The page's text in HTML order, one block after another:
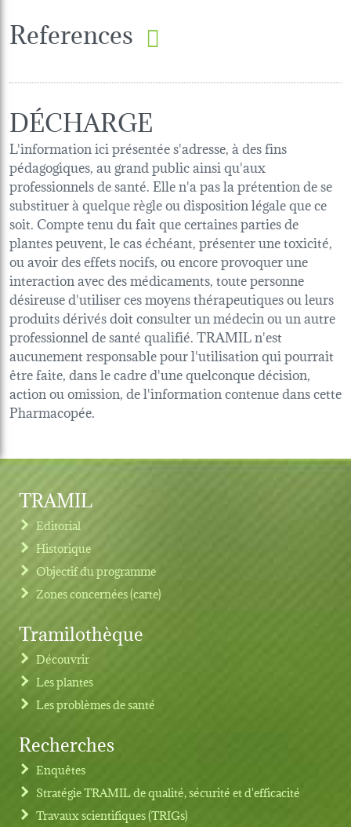
References
DÉCHARGE
L'information ici présentée s'adresse, à des fins
pédagogiques, au grand public ainsi qu'aux
professionnels de santé. Elle n'a pas la prétention de se
substituer à quelque règle ou disposition légale que ce
soit. Compte tenu du fait que certaines parties de
plantes peuvent, le cas échéant, présenter une toxicité,
ou avoir des effets nocifs, ou encore provoquer une
interaction avec des médicaments, toute personne
désireuse d'utiliser ces moyens thérapeutiques ou leurs
produits dérivés doit consulter un médecin ou un autre
professionnel de santé qualifié. TRAMIL n'est
aucunement responsable pour l'utilisation qui pourrait
être faite, dans le cadre d'une quelconque décision,
action ou omission, de l'information contenue dans cette
Pharmacopée.
Footer menu
TRAMIL
Editorial
Historique
Objectif du programme
Zones concernées (carte)
Tramilothèque
Découvrir
Les plantes
Les problèmes de santé
Recherches
Enquêtes
Stratégie TRAMIL de qualité, sécurité et d'efficacité
Travaux scientifiques (TRIGs)